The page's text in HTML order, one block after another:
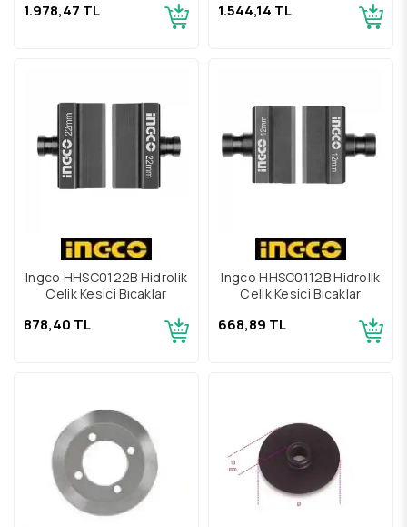
1.978,47 TL 1.544,14 TL
Ingco HHSC0122B Hidrolik
Çelik Kesici Bıçaklar
878,40 TL
Ingco HHSC0112B Hidrolik
Çelik Kesici Bıçaklar
668,89 TL